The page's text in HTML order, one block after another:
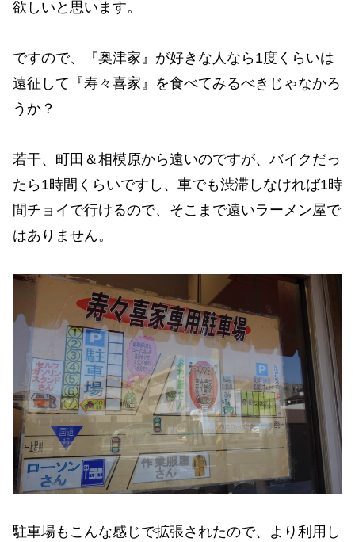
欲しいと思います。
ですので、『奥津家』が好きな人なら1度くらいは
遠征して『寿々喜家』を食べてみるべきじゃなかろ
うか？
若干、町田＆相模原から遠いのですが、バイクだっ
たら1時間くらいですし、車でも渋滞しなければ1時
間チョイで行けるので、そこまで遠いラーメン屋で
はありません。
駐車場もこんな感じで拡張されたので、より利用し